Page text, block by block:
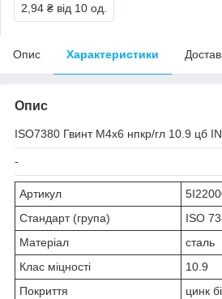
2,94 ₴ від 10 од.
Опис Характеристики
Опис
ISO7380 Гвинт М4х6 нпкр/гл 10.9 цб
-
Артикул
Стандарт (група)
ISO
Матеріал
сталь
Клас міцності
10.9
Покриття
цинк